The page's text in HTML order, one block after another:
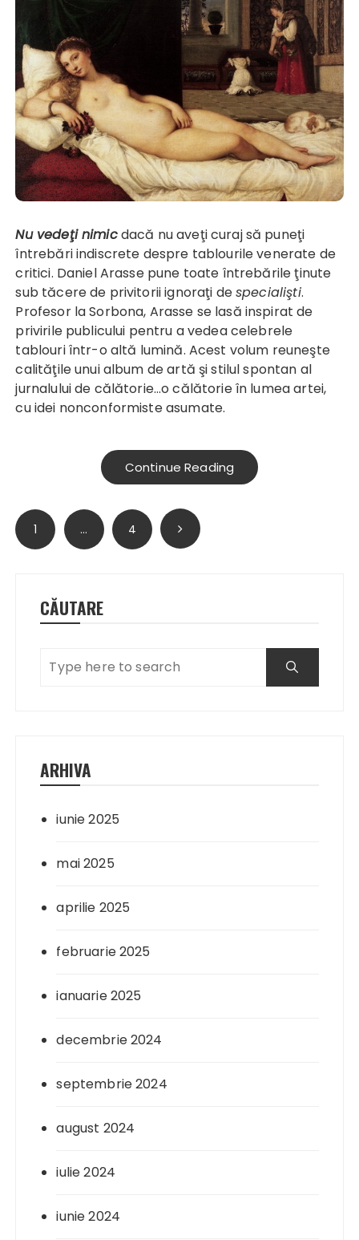
Nu vedeţi nimicdacă nu aveţi curaj să puneţi
întrebări indiscrete despre tablourile venerate de
critici. Daniel Arasse pune toate întrebările ţinute
sub tăcere de privitorii ignoraţi despecialişti.
Profesor la Sorbona, Arasse se lasă inspirat de
privirile publicului pentru a vedea celebrele
tablouri într-o altă lumină. Acest volum reuneşte
calităţile unui album de artă şi stilul spontan al
jurnalului de călătorie…o călătorie în lumea artei,
cu idei nonconformiste asumate.
Continue Reading
Paginație
articole
1 … 4
CĂUTARE
ARHIVA
iunie 2025
mai 2025
aprilie 2025
februarie 2025
ianuarie 2025
decembrie 2024
septembrie 2024
august 2024
iulie 2024
iunie 2024